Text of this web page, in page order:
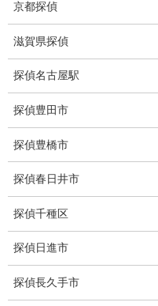
ストーカー関連調査料金
所在調査 家出調査料金
猫の捜索調査料金
Q&A
浮気証拠は何回必要か？
浮気調査時間
京都探偵
滋賀県探偵
探偵名古屋駅
探偵豊田市
探偵豊橋市
探偵春日井市
探偵千種区
探偵日進市
探偵長久手市